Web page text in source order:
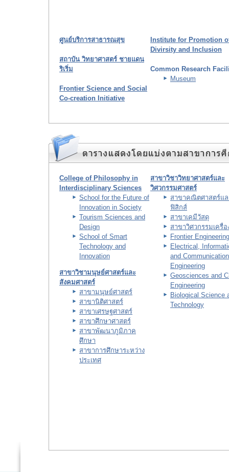
ศูนย์บริการสาธารณสุข
สถาบัน วิทยาศาสตร์ ชายแดน
ริเริ่ม
Frontier Science and Social
Co-creation Initiative
Institute for Promotion
Divirsity and Inclusion
Common Research
Museum
College of Philosophy in
Interdisciplinary Sciences
School for the Future of
Innovation in Society
Tourism Sciences and
Design
School of Smart
Technology and
Innovation
สาขาวิชามนุษย์ศาสตร์และ
สังคมศาสตร์
สาขามนุษย์ศาสตร์
สาขานิติศาสตร์
สาขาเศรษฐศาสตร์
สาขาศึกษาศาสตร์
สาขาพัฒนาภูมิภาค
ศึกษา
สาขาการศึกษาระหว่าง
ประเทศ
สาขาวิชาวิทยาศาสตร์และ
วิศวกรรมศาสตร์
สาขาคณิตศาสตร์แ
ฟิสิกส์
สาขาเคมีวัสดุ
สาขาวิศวกรรมเครื่อ
Frontier Engineering
Electrical,
and Communication
Engineering
Geosciences and
Engineering
Biological Science
Technology